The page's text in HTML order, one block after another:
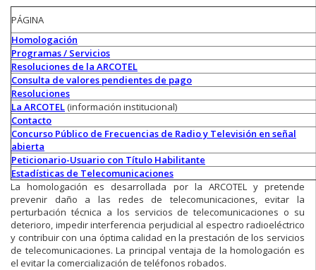
PÁGINA
Homologación
Programas / Servicios
Resoluciones de la ARCOTEL
Consulta de valores pendientes de pago
Resoluciones
La ARCOTEL(información institucional)
Contacto
Concurso Público de Frecuencias de Radio y Televisión en señal
abierta
Peticionario-Usuario con Título Habilitante
Estadísticas de Telecomunicaciones
La homologación es desarrollada por la ARCOTEL y pretende
prevenir daño a las redes de telecomunicaciones, evitar la
perturbación técnica a los servicios de telecomunicaciones o su
deterioro, impedir interferencia perjudicial al espectro radioeléctrico
y contribuir con una óptima calidad en la prestación de los servicios
de telecomunicaciones. La principal ventaja de la homologación es
el evitar la comercialización de teléfonos robados.